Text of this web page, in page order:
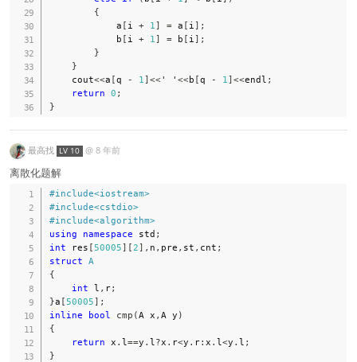
{
            a
[ i + 1 ] = a [ i ] ;
            b
[ i + 1 ] = b [ i ] ;
}
}
    cout
<<a [q - 1 ]<<' ' <<b [q - 1 ]<<endl ;
return 0 ;
}
最高找 LV 10 @ 8 年前
离散化题解
#include<iostream>
#include<cstdio>
#include<algorithm>
using
namespace std ;
int res [ 50005] [2] , n , pre , st , cnt ;
struct A
{
int l , r;
}a [ 50005] ;
inline
bool cmp (A x , A y )
{
return x . l ==y . l ?x . r<y . r: x . l <y . l ;
}